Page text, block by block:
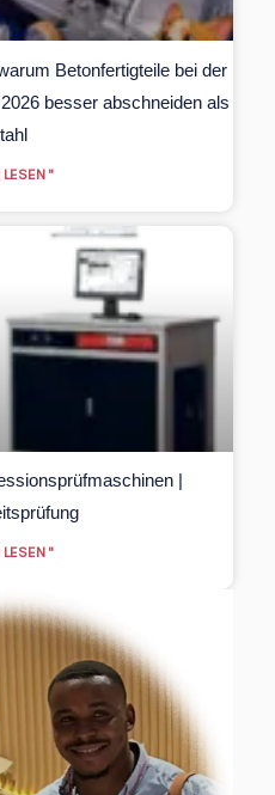
Betonfertigteile bei der
besser abschneiden als
LESEN "
|
LESEN "